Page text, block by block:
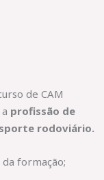
de CAM
profissão de
rodoviário.
formação;